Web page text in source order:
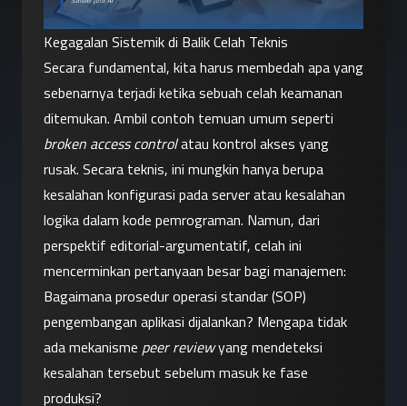
Kegagalan Sistemik di Balik Celah Teknis
Secara fundamental, kita harus membedah apa yang
sebenarnya terjadi ketika sebuah celah keamanan
broken access control atau kontrol akses yang
rusak. Secara teknis, ini mungkin hanya berupa
kesalahan konfigurasi pada server atau kesalahan
logika dalam kode pemrograman. Namun, dari
perspektif editorial-argumentatif, celah ini
mencerminkan pertanyaan besar bagi manajemen:
Bagaimana prosedur operasi standar (SOP)
pengembangan aplikasi dijalankan? Mengapa tidak
ada mekanisme peer review yang mendeteksi
kesalahan tersebut sebelum masuk ke fase
produksi?